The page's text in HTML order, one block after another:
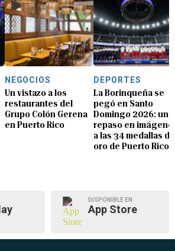
NEGOCIOS
Un vistazo a los
restaurantes del
Grupo Colón Gerena
en Puerto Rico
DEPORTES
La Borinqueña se
pegó en Santo
Domingo 2026: un
repaso en
a las 34 medallas de
oro de Puerto Rico
DISPONIBLE EN
App Store